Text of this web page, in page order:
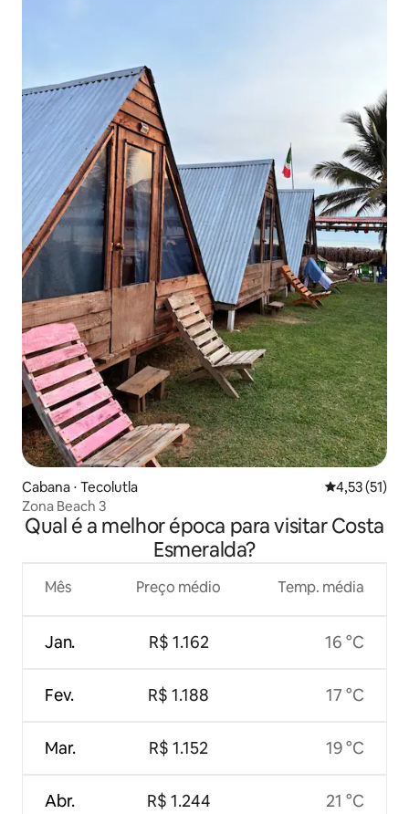
Cabana ⋅ Tecolutla 4,53 de uma
4,53 (51)
Zona Beach 3
Qual é a melhor época para visitar Costa
Esmeralda?
Mês
Jan.
Fev.
Mar.
Abr.
Preço médio
R$ 1.162
R$ 1.188
R$ 1.152
R$ 1.244
Temp. média
16 °C
17 °C
19 °C
21 °C